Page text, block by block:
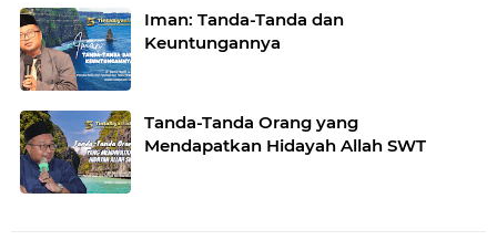
Iman: Tanda-Tanda dan
Keuntungannya
Tanda-Tanda Orang yang
Mendapatkan Hidayah Allah SWT